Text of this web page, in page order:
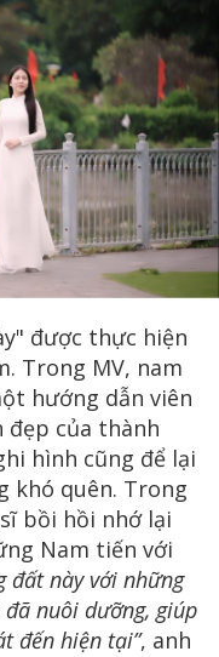
được thực hiện
Trong MV, nam
hướng dẫn viên
đẹp của thành
hình cũng để lại
khó quên. Trong
bồi hồi nhớ lại
Nam tiến với
đất này với những
nuôi dưỡng, giúp
đến hiện tại”, anh